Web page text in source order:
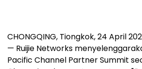
CHONGQING, Tiongkok, 24 April
— Ruijie Networks
Pacific Channel Partner Summit